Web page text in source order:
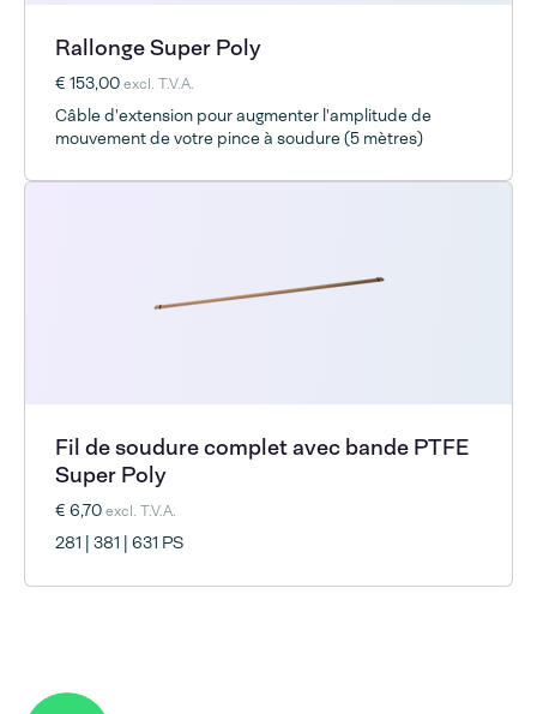
Rallonge Super Poly
€ 153,00excl. T.V.A.
Câble d'extension pour augmenter l'amplitude de
mouvement de votre pince à soudure (5 mètres)
Fil de soudure complet avec bande PTFE
Super Poly
€ 6,70excl. T.V.A.
281 | 381 | 631 PS